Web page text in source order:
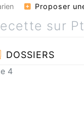
Proposer
DOSSIERS
4